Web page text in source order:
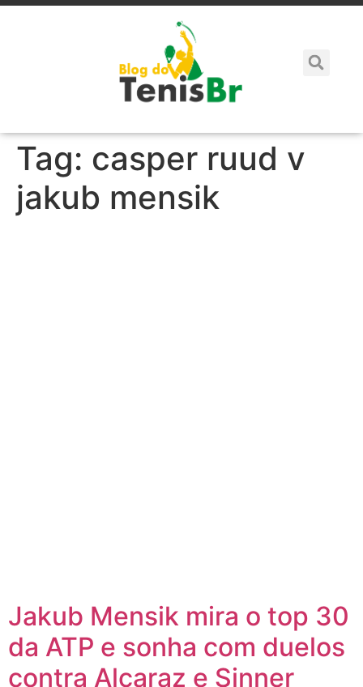
Tag: casper ruud v
jakub mensik
Jakub Mensik mira o top 30
da ATP e sonha com duelos
contra Alcaraz e Sinner